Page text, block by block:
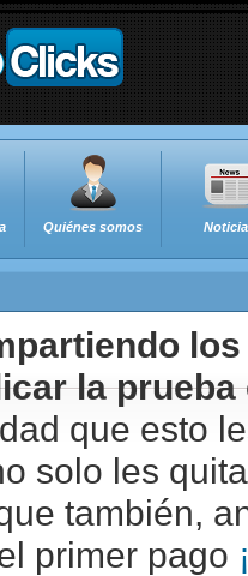
Quiénes somos
la
que esto
solo les
también,
primer pago